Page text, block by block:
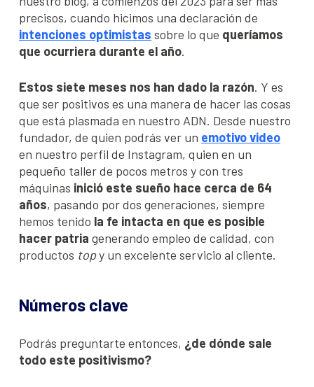
precisos, cuando hicimos una declaración de
intenciones optimistas sobre lo que queríamos
que ocurriera durante el año.
Estos siete meses nos han dado la razón. Y es
que ser positivos es una manera de hacer las cosas
que está plasmada en nuestro ADN. Desde nuestro
fundador, de quien podrás ver un emotivo video
en nuestro perfil de Instagram, quien en un
pequeño taller de pocos metros y con tres
máquinas inició este sueño hace cerca de 64
años, pasando por dos generaciones, siempre
hemos tenido la fe intacta en que es posible
hacer patria generando empleo de calidad, con
productos topy un excelente servicio al cliente.
Números clave
Podrás preguntarte entonces, ¿de dónde sale
todo este positivismo?